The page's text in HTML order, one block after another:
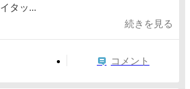
タッ...
続きを見る
コメント